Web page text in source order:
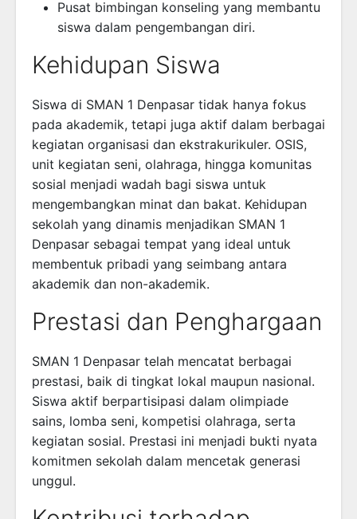
Pusat bimbingan konseling yang membantu
siswa dalam pengembangan diri.
Kehidupan Siswa
Siswa di SMAN 1 Denpasar tidak hanya fokus
pada akademik, tetapi juga aktif dalam berbagai
kegiatan organisasi dan ekstrakurikuler. OSIS,
unit kegiatan seni, olahraga, hingga komunitas
sosial menjadi wadah bagi siswa untuk
mengembangkan minat dan bakat. Kehidupan
sekolah yang dinamis menjadikan SMAN 1
Denpasar sebagai tempat yang ideal untuk
membentuk pribadi yang seimbang antara
akademik dan non-akademik.
Prestasi dan Penghargaan
SMAN 1 Denpasar telah mencatat berbagai
prestasi, baik di tingkat lokal maupun nasional.
Siswa aktif berpartisipasi dalam olimpiade
sains, lomba seni, kompetisi olahraga, serta
kegiatan sosial. Prestasi ini menjadi bukti nyata
komitmen sekolah dalam mencetak generasi
unggul.